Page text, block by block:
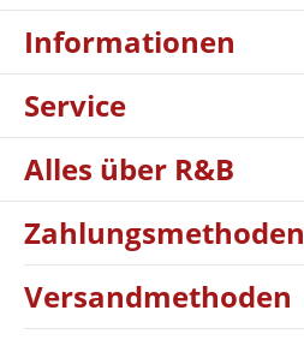
Informationen
Service
Alles über R&B
Zahlungsmethoden
Versandmethoden